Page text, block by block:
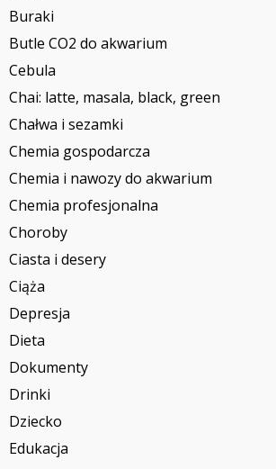
Buraki
Butle CO2 do akwarium
Cebula
Chai: latte, masala, black, green
Chałwa i sezamki
Chemia gospodarcza
Chemia i nawozy do akwarium
Chemia profesjonalna
Choroby
Ciasta i desery
Ciąża
Depresja
Dieta
Dokumenty
Drinki
Dziecko
Edukacja